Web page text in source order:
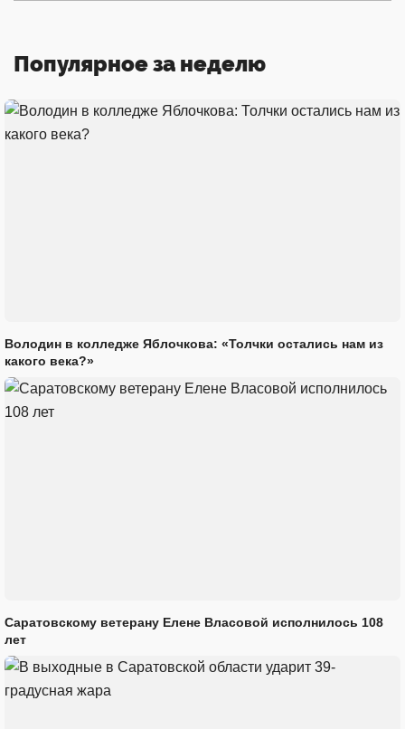
Популярное за неделю
Володин в колледже Яблочкова: «Толчки остались нам из
какого века?»
Саратовскому ветерану Елене Власовой исполнилось 108
лет